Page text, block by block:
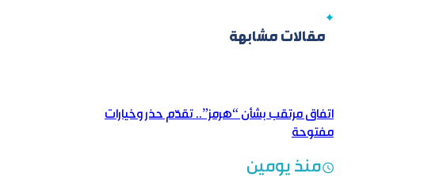
مقالات مشابهة
اتفاق مرتقب بشأن “هرمز”.. تقدّم حذر وخيارات
مفتوحة
منذ يومين